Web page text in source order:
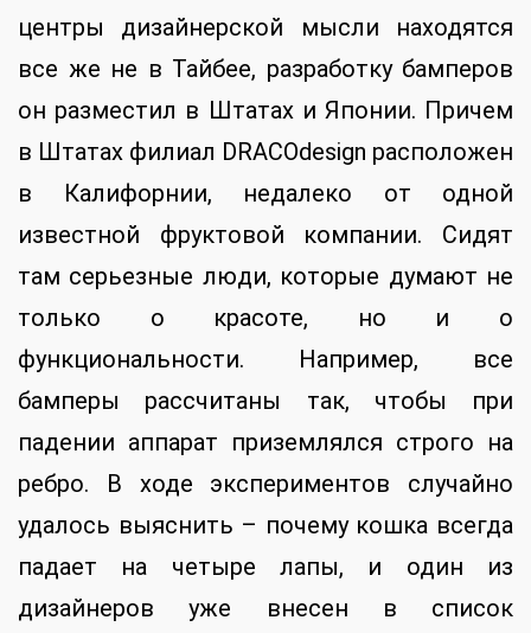
центры дизайнерской мысли находятся
все же не в Тайбее, разработку бамперов
он разместил в Штатах и Японии. Причем
в Штатах филиал DRACOdesign расположен
в Калифорнии, недалеко от одной
известной фруктовой компании. Сидят
там серьезные люди, которые думают не
только о красоте, но и о
функциональности. Например, все
бамперы рассчитаны так, чтобы при
падении аппарат приземлялся строго на
ребро. В ходе экспериментов случайно
удалось выяснить – почему кошка всегда
падает на четыре лапы, и один из
дизайнеров уже внесен в список